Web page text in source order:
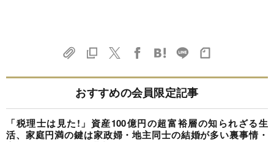
おすすめの会員限定記事
「税理士は見た!」資産100億円の超富裕層の知られざる生
活、家庭円満の鍵は家政婦・地主同士の結婚が多い裏事情・